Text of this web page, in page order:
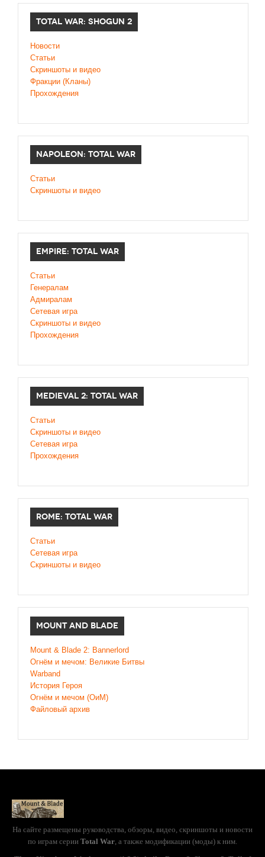
TOTAL WAR: SHOGUN 2
Новости
Статьи
Cкриншоты и видео
Фракции (Кланы)
Прохождения
NAPOLEON: TOTAL WAR
Статьи
Скриншоты и видео
EMPIRE: TOTAL WAR
Статьи
Генералам
Адмиралам
Сетевая игра
Скриншоты и видео
Прохождения
MEDIEVAL 2: TOTAL WAR
Статьи
Скриншоты и видео
Сетевая игра
Прохождения
ROME: TOTAL WAR
Статьи
Сетевая игра
Скриншоты и видео
MOUNT AND BLADE
Mount & Blade 2: Bannerlord
Огнём и мечом: Великие Битвы
Warband
История Героя
Огнём и мечом (ОиМ)
Файловый архив
На сайте размещены руководства, обзоры, видео, скриншоты и новости
по играм серии Total War, а также модификации (моды) к ним.